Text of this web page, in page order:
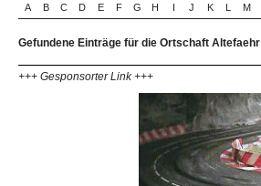
A B C D E F G H I J K L M
Gefundene Einträge für die Ortschaft Altefaehr
+++ Gesponsorter Link +++